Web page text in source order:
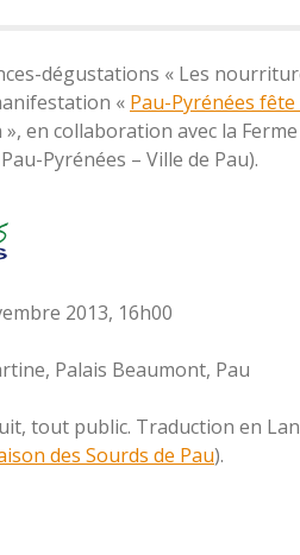
dégustations « Les
« Pau-Pyrénées
en collaboration avec la
Pyrénées – Ville de Pau).
2013, 16h00
Palais Beaumont, Pau
tout public. Traduction en
des Sourds de Pau).